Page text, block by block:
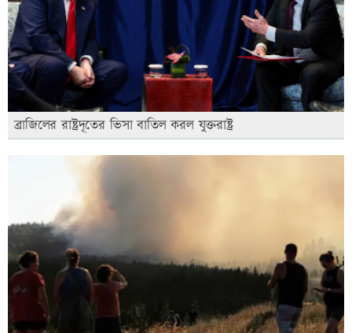
ব্রাজিলের রাষ্ট্রদূতের ভিসা বাতিল করল যুক্তরাষ্ট্র